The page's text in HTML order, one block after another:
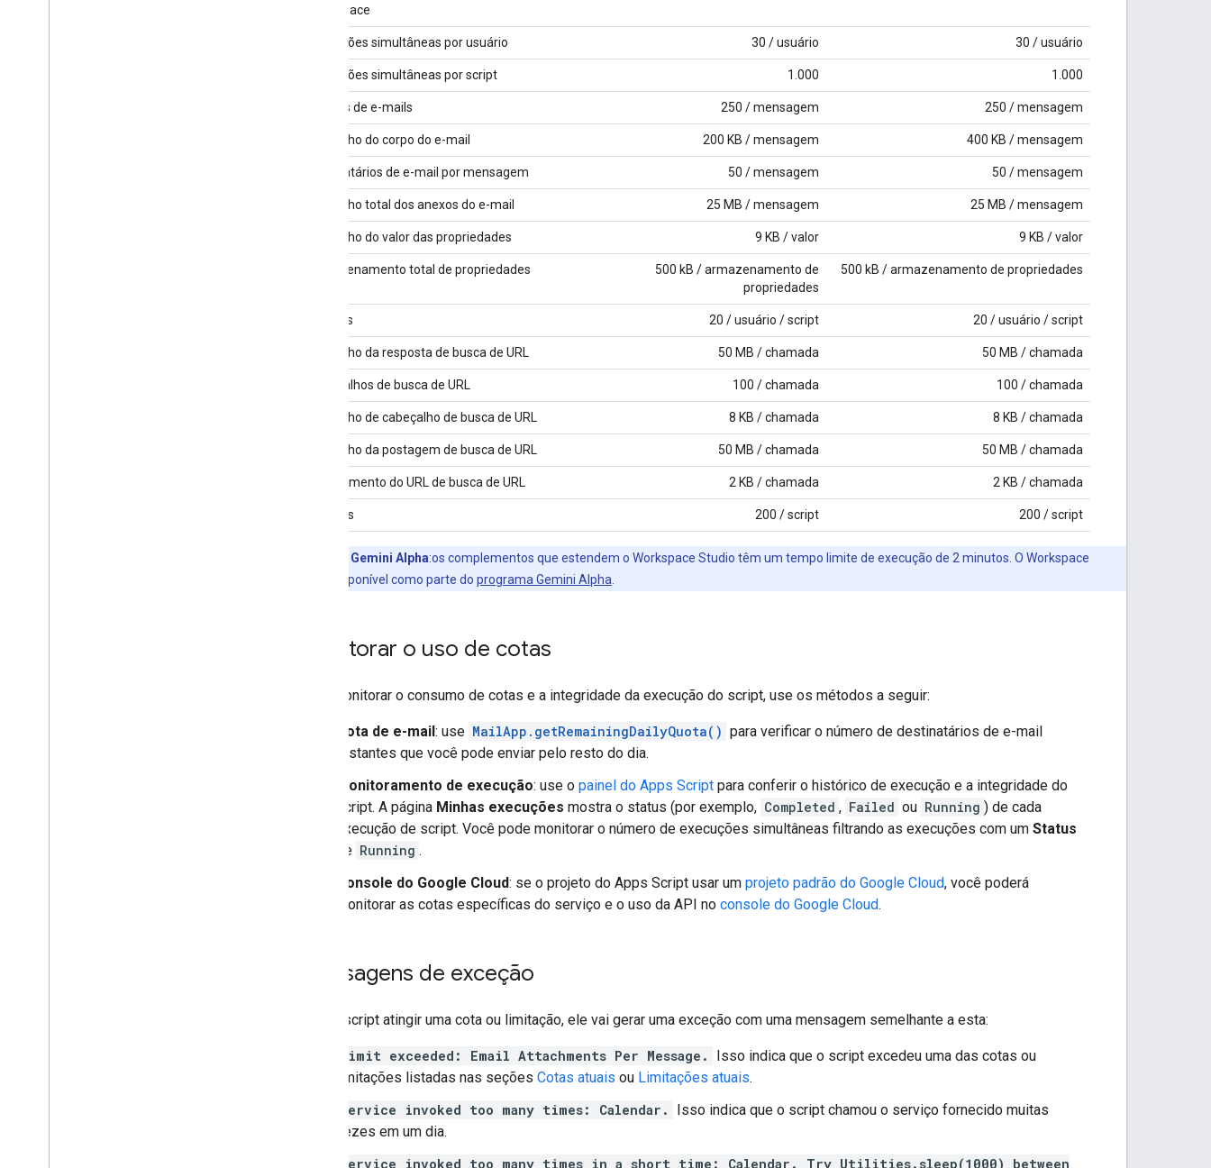
Workspace
Execuções simultâneas por usuário 30 / usuário 30 / usuário
Execuções simultâneas por script 1.000 1.000
Anexos de e-mails 250 / mensagem 250 / mensagem
Tamanho do corpo do e-mail 200 KB / mensagem 400 KB / mensagem
Destinatários de e-mail por mensagem 50 / mensagem 50 / mensagem
Tamanho total dos anexos do e-mail 25 MB / mensagem 25 MB / mensagem
Tamanho do valor das propriedades 9 KB / valor 9 KB / valor
Armazenamento total de propriedades
500 kB / armazenamento de
propriedades
500 kB / armazenamento de propriedades
Gatilhos 20 / usuário / script 20 / usuário / script
Tamanho da resposta de busca de URL 50 MB / chamada 50 MB / chamada
Cabeçalhos de busca de URL 100 / chamada 100 / chamada
Tamanho de cabeçalho de busca de URL 8 KB / chamada 8 KB / chamada
Tamanho da postagem de busca de URL 50 MB / chamada 50 MB / chamada
Comprimento do URL de busca de URL 2 KB / chamada 2 KB / chamada
Versões 200 / script 200 / script
Programa Gemini Alpha:os complementos que estendem o Workspace Studio têm um tempo limite de execução de 2 minutos. O Workspace
Studio está disponível como parte do programa Gemini Alpha
Monitorar o uso de cotas
Para monitorar o consumo de cotas e a integridade da execução do script, use os métodos a seguir:
Cota de e-mail: use MailApp.getRemainingDailyQuota() para verificar o número de destinatários de e-mail
restantes que você pode enviar pelo resto do dia.
Monitoramento de execução: use o painel do Apps Script para conferir o histórico de execução e a integridade do
script. A página Minhas execuções mostra o status (por exemplo, Completed , Failed ou Running ) de cada
execução de script. Você pode monitorar o número de execuções simultâneas filtrando as execuções com um Status
de Running .
Console do Google Cloud: se o projeto do Apps Script usar um projeto padrão do Google Cloud, você poderá
monitorar as cotas específicas do serviço e o uso da API no console do Google Cloud.
Mensagens de exceção
Se um script atingir uma cota ou limitação, ele vai gerar uma exceção com uma mensagem semelhante a esta:
Limit exceeded: Email Attachments Per Message.
Isso indica que o script excedeu uma das cotas ou
limitações listadas nas seções Cotas atuais ou Limitações atuais.
Service invoked too many times: Calendar.
Isso indica que o script chamou o serviço fornecido muitas
vezes em um dia.
Service invoked too many times in a short time: Calendar. Try Utilities.sleep(1000) between